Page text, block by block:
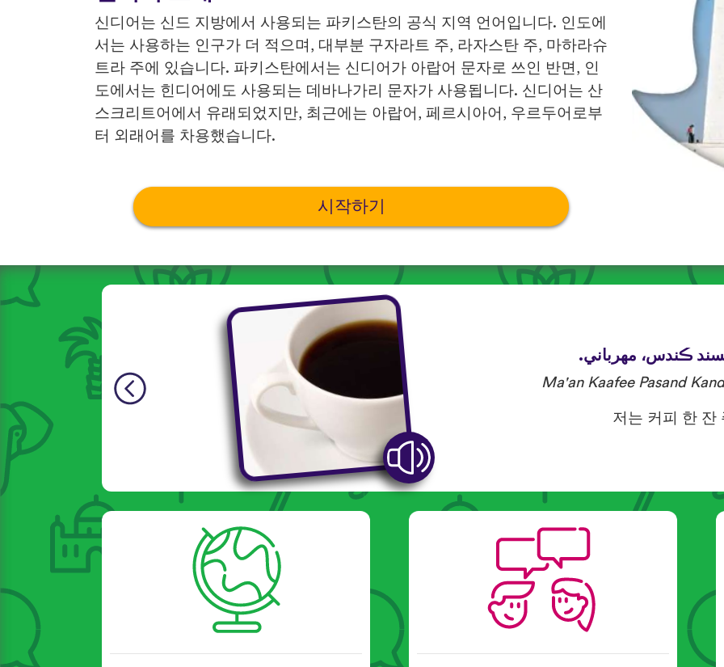
신디어는 신드 지방에서 사용되는 파키스탄의 공식 지역 언어입니다. 인도에
서는 사용하는 인구가 더 적으며, 대부분 구자라트 주, 라자스탄 주, 마하라슈
트라 주에 있습니다. 파키스탄에서는 신디어가 아랍어 문자로 쓰인 반면, 인
도에서는 힌디어에도 사용되는 데바나가리 문자가 사용됩니다. 신디어는 산
스크리트어에서 유래되었지만, 최근에는 아랍어, 페르시아어, 우르두어로부
터 외래어를 차용했습니다.
시작하기
ڪندس، مهرباني.
Ma'an Kaafee Pasand
저는 커피 한 잔